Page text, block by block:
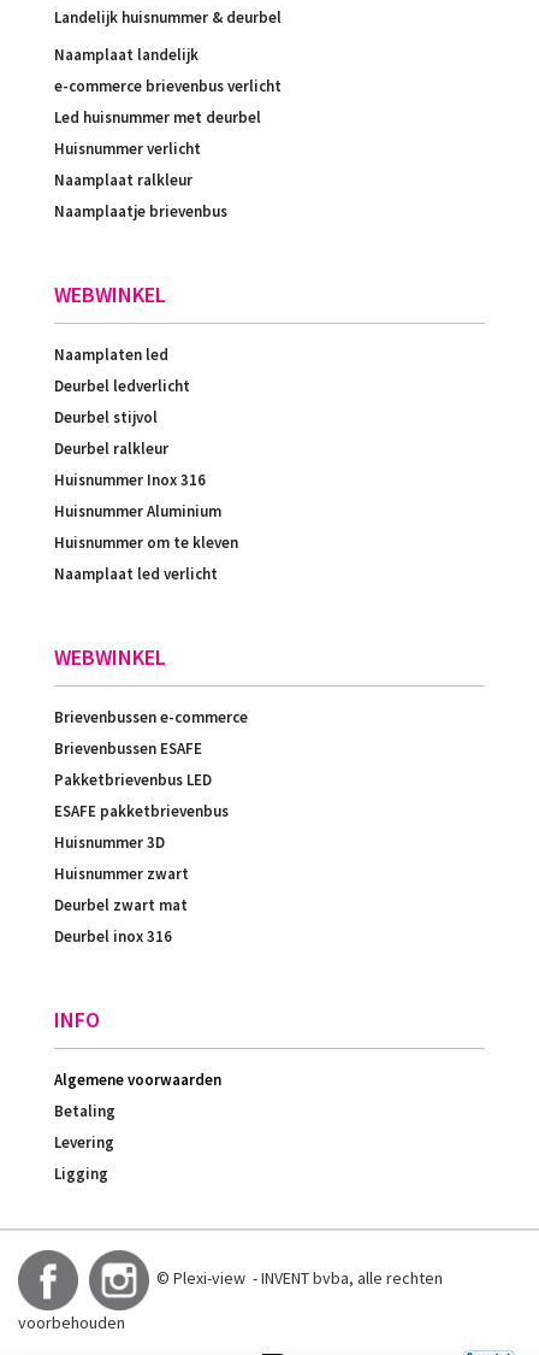
Landelijk huisnummer & deurbel
Naamplaat landelijk
e-commerce brievenbus verlicht
Led huisnummer met deurbel
Huisnummer verlicht
Naamplaat ralkleur
Naamplaatje brievenbus
WEBWINKEL
Naamplaten led
Deurbel ledverlicht
Deurbel stijvol
Deurbel ralkleur
Huisnummer Inox 316
Huisnummer Aluminium
Huisnummer om te kleven
Naamplaat led verlicht
WEBWINKEL
Brievenbussen e-commerce
Brievenbussen ESAFE
Pakketbrievenbus LED
ESAFE pakketbrievenbus
Huisnummer 3D
Huisnummer zwart
Deurbel zwart mat
Deurbel inox 316
INFO
Algemene voorwaarden
Betaling
Levering
Ligging
© Plexi-view - INVENT bvba, alle rechten
voorbehouden